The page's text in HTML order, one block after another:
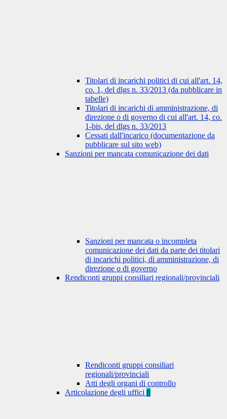
Titolari di incarichi politici di cui all'art. 14,
co. 1, del dlgs n. 33/2013 (da pubblicare in
tabelle)
Titolari di incarichi di amministrazione, di
direzione o di governo di cui all'art. 14, co.
1-bis, del dlgs n. 33/2013
Cessati dall'incarico (documentazione da
pubblicare sul sito web)
Sanzioni per mancata comunicazione dei dati
Sanzioni per mancata o incompleta
comunicazione dei dati da parte dei titolari
di incarichi politici, di amministrazione, di
direzione o di governo
Rendiconti gruppi consiliari regionali/provinciali
Rendiconti gruppi consiliari
regionali/provinciali
Atti degli organi di controllo
Articolazione degli uffici 8